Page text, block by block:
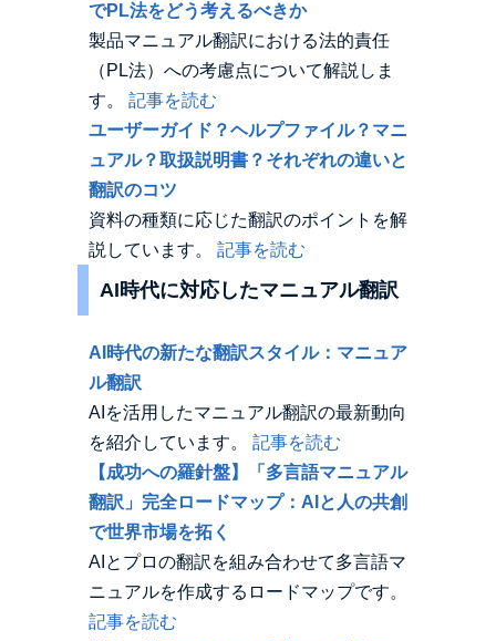
でPL法をどう考えるべきか
製品マニュアル翻訳における法的責任
（PL法）への考慮点について解説しま
す。 記事を読む
ユーザーガイド？ヘルプファイル？マニ
ュアル？取扱説明書？それぞれの違いと
翻訳のコツ
資料の種類に応じた翻訳のポイントを解
説しています。 記事を読む
AI時代に対応したマニュアル翻訳
AI時代の新たな翻訳スタイル：マニュア
ル翻訳
AIを活用したマニュアル翻訳の最新動向
を紹介しています。 記事を読む
【成功への羅針盤】「多言語マニュアル
翻訳」完全ロードマップ：AIと人の共創
で世界市場を拓く
AIとプロの翻訳を組み合わせて多言語マ
ニュアルを作成するロードマップです。
記事を読む